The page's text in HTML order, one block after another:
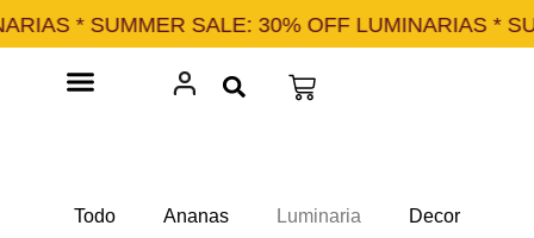
* SUMMER SALE: 30% OFF LUMINARIAS *
Todo Ananas Luminaria Decor